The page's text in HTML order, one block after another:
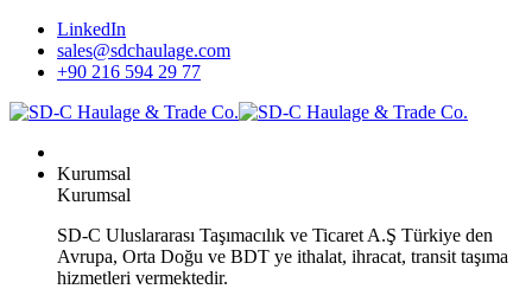
LinkedIn
sales@sdchaulage.com
+90 216 594 29 77
Kurumsal
Kurumsal
SD-C Uluslararası Taşımacılık ve Ticaret A.Ş Türkiye den
Avrupa, Orta Doğu ve BDT ye ithalat, ihracat, transit taşıma
hizmetleri vermektedir.